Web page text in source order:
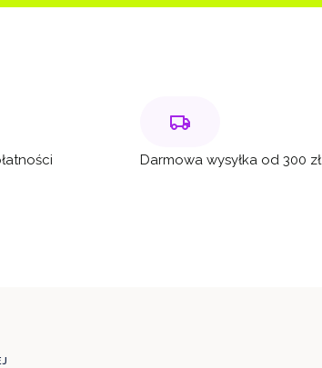
Darmowa wysyłka od 300 zł